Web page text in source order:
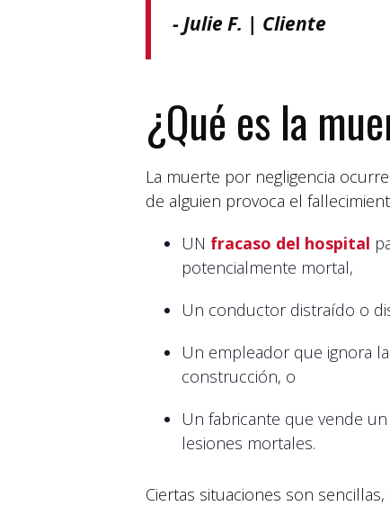
- Julie F. | Cliente
¿Qué es la
La muerte por negligencia
de alguien provoca el
UN fracaso del hospital
potencialmente mortal,
Un conductor distraído o
Un empleador que ignora
construcción, o
Un fabricante que vende un
lesiones mortales.
Ciertas situaciones son